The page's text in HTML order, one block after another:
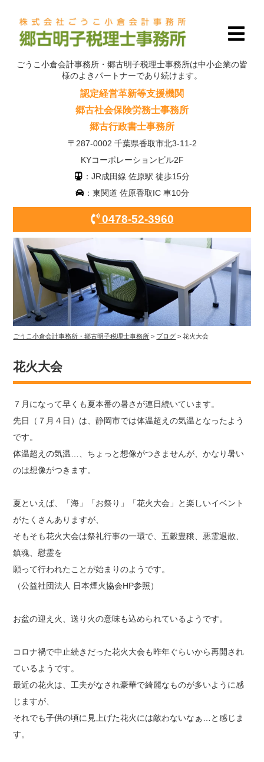
ごうこ小倉会計事務所・郷古明子税理士事務所は中小企業の皆
様のよきパートナーであり続けます。
認定経営革新等支援機関
郷古社会保険労務士事務所
郷古行政書士事務所
〒287-0002 千葉県香取市北3-11-2
KYコーポレーションビル2F
：JR成田線 佐原駅 徒歩15分
：東関道 佐原香取IC 車10分
0478-52-3960
ごうこ小倉会計事務所・郷古明子税理士事務所 > ブログ >花火大会
花火大会
７月になって早くも夏本番の暑さが連日続いています。
先日（７月４日）は、静岡市では体温超えの気温となったよう
です。
体温超えの気温…、ちょっと想像がつきませんが、かなり暑い
のは想像がつきます。
夏といえば、「海」「お祭り」「花火大会」と楽しいイベント
がたくさんありますが、
そもそも花火大会は祭礼行事の一環で、五穀豊穣、悪霊退散、
鎮魂、慰霊を
願って行われたことが始まりのようです。
（公益社団法人 日本煙火協会HP参照）
お盆の迎え火、送り火の意味も込められているようです。
コロナ禍で中止続きだった花火大会も昨年ぐらいから再開され
ているようです。
最近の花火は、工夫がなされ豪華で綺麗なものが多いように感
じますが、
それでも子供の頃に見上げた花火には敵わないなぁ…と感じま
す。